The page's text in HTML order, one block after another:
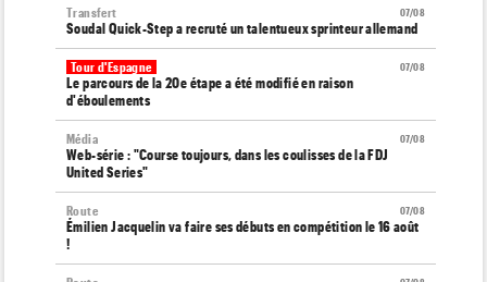
07/08
Transfert
Soudal Quick-Step a recruté un talentueux sprinteur allemand
07/08
Tour d'Espagne
Le parcours de la 20e étape a été modifié en raison
d'éboulements
07/08
Média
Web-série : "Course toujours, dans les coulisses de la FDJ
United Series"
07/08
Route
Émilien Jacquelin va faire ses débuts en compétition le 16 août
!